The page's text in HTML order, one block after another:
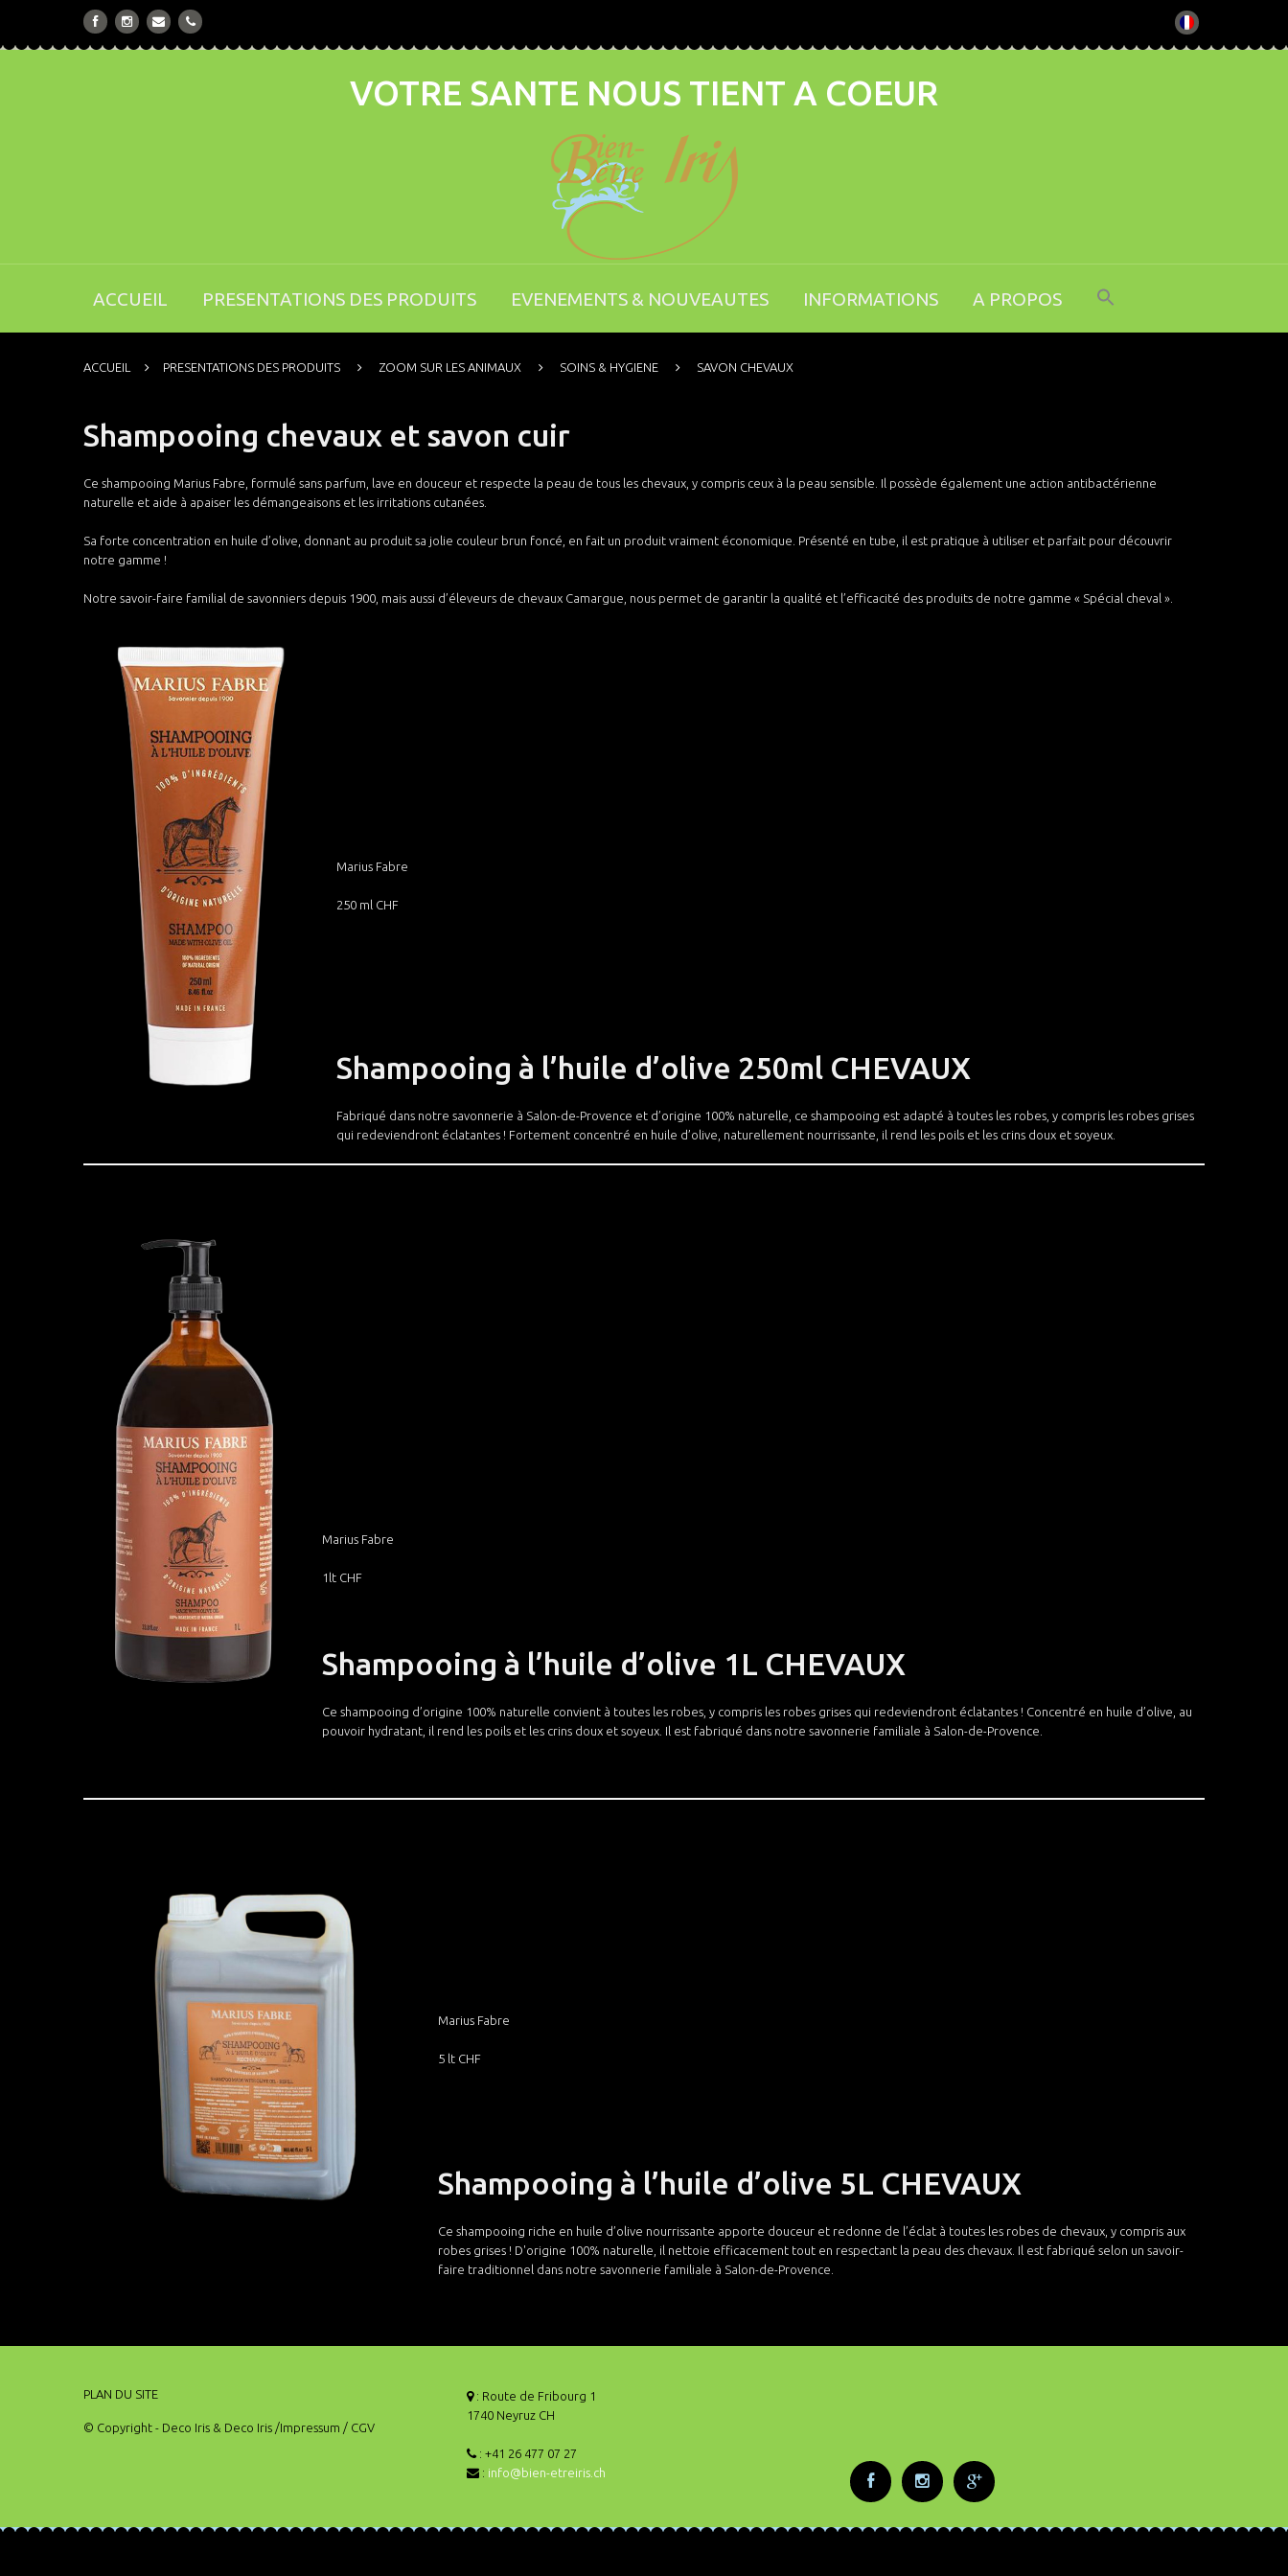
VOTRE SANTE NOUS TIENT A COEUR
ACCUEIL PRESENTATIONS DES PRODUITS EVENEMENTS & NOUVEAUTES INFORMATIONS A PROPOS
ACCUEIL PRESENTATIONS DES PRODUITS ZOOM SUR LES ANIMAUX SOINS & HYGIENE SAVON CHEVAUX
Shampooing chevaux et savon cuir
Ce shampooing Marius Fabre, formulé sans parfum, lave en douceur et respecte la peau de tous les chevaux, y compris ceux à la peau sensible. Il possède également une action antibactérienne
naturelle et aide à apaiser les démangeaisons et les irritations cutanées.
Sa forte concentration en huile d’olive, donnant au produit sa jolie couleur brun foncé, en fait un produit vraiment économique. Présenté en tube, il est pratique à utiliser et parfait pour découvrir
notre gamme !
Notre savoir-faire familial de savonniers depuis 1900, mais aussi d’éleveurs de chevaux Camargue, nous permet de garantir la qualité et l’efficacité des produits de notre gamme « Spécial cheval ».
Marius Fabre
250 ml CHF
Shampooing à l’huile d’olive 250ml CHEVAUX
Fabriqué dans notre savonnerie à Salon-de-Provence et d’origine 100% naturelle, ce shampooing est adapté à toutes les robes, y compris les robes grises
qui redeviendront éclatantes ! Fortement concentré en huile d’olive, naturellement nourrissante, il rend les poils et les crins doux et soyeux.
Marius Fabre
1lt CHF
Shampooing à l’huile d’olive 1L CHEVAUX
Ce shampooing d’origine 100% naturelle convient à toutes les robes, y compris les robes grises qui redeviendront éclatantes ! Concentré en huile d’olive, au
pouvoir hydratant, il rend les poils et les crins doux et soyeux. Il est fabriqué dans notre savonnerie familiale à Salon-de-Provence.
Marius Fabre
5 lt CHF
Shampooing à l’huile d’olive 5L CHEVAUX
Ce shampooing riche en huile d’olive nourrissante apporte douceur et redonne de l’éclat à toutes les robes de chevaux, y compris aux
robes grises ! D'origine 100% naturelle, il nettoie efficacement tout en respectant la peau des chevaux. Il est fabriqué selon un savoir-
faire traditionnel dans notre savonnerie familiale à Salon-de-Provence.
PLAN DU SITE
© Copyright - Deco Iris & Deco Iris /Impressum / CGV
: Route de Fribourg 1
1740 Neyruz CH
: +41 26 477 07 27
: info@bien-etreiris.ch